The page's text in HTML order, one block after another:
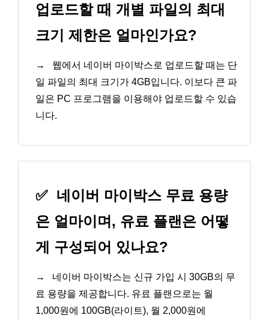
업로드할 때 개별 파일의 최대
크기 제한은 얼마인가요?
→
웹에서 네이버 마이박스로 업로드할 때는 단
일 파일의 최대 크기가 4GB입니다. 이보다 큰 파
일은 PC 프로그램을 이용해야 업로드할 수 있습
니다.
✅ 네이버 마이박스 무료 용량
은 얼마이며, 유료 플랜은 어떻
게 구성되어 있나요?
→
네이버 마이박스는 신규 가입 시 30GB의 무
료 용량을 제공합니다. 유료 플랜으로는 월
1,000원에 100GB(라이트), 월 2,000원에